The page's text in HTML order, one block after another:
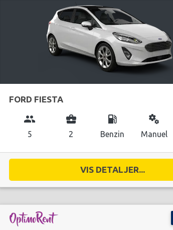
FORD FIESTA
group
5
business_center
2
local_gas_station
Benzin
miscellaneous_services
Manuel
VIS DETALJER...